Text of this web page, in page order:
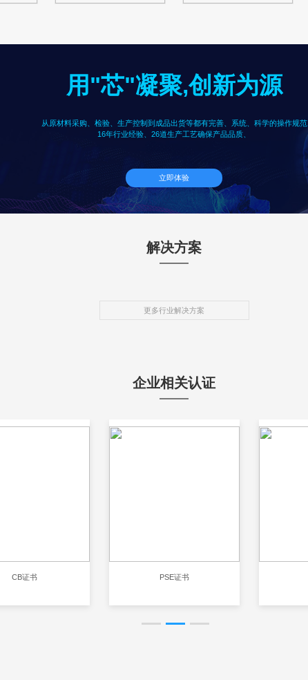
用"芯"凝聚,创新为源
从原材料采购、检验、生产控制到成品出货等都有完善、系统、科学的操作规范
16年行业经验、26道生产工艺确保产品品质、
立即体验
解决方案
更多行业解决方案
企业相关认证
CB证书 PSE证书